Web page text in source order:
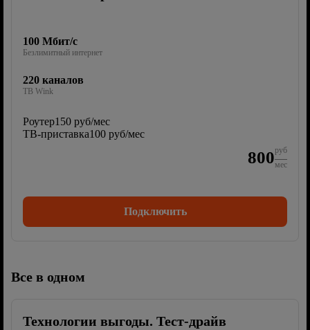
100 Мбит/с
Безлимитный интернет
220 каналов
ТВ Wink
Роутер150 руб/мес
ТВ-приставка100 руб/мес
800руб
мес
Подключить
Все в одном
Технологии выгоды. Тест-драйв